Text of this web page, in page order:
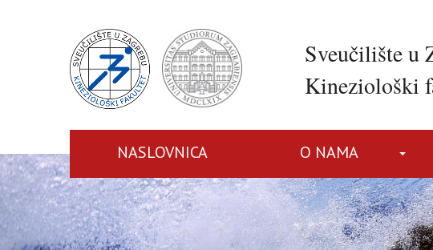
Sveučilište u
Kineziološki
NASLOVNICA O NAMA